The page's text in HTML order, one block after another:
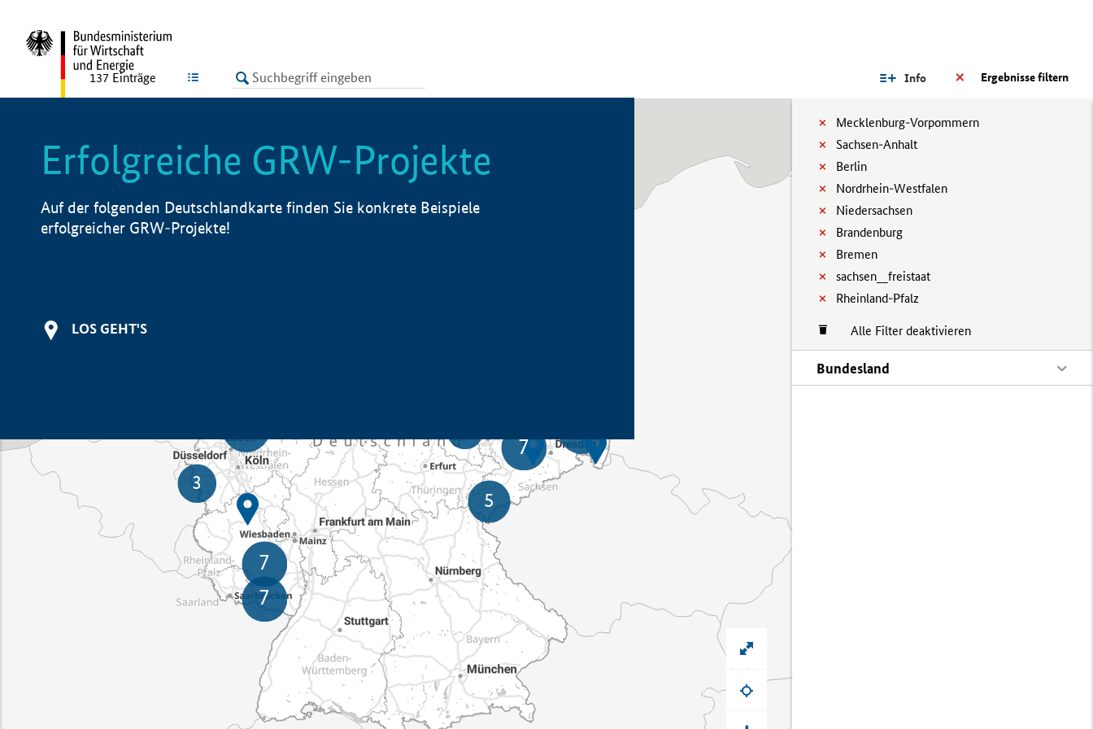
LISTE Ergebnisse filtern
Info
Mecklenburg-Vorpommern
Sachsen-Anhalt
Berlin
Nordrhein-Westfalen
Niedersachsen
Brandenburg
Bremen
sachsen__freistaat
Rheinland-Pfalz
Alle Filter deaktivieren
Bundesland
137 Einträge
Erfolgreiche GRW-Projekte
Auf der folgenden Deutschlandkarte finden Sie konkrete Beispiele
erfolgreicher GRW-Projekte!
LOS GEHT'S